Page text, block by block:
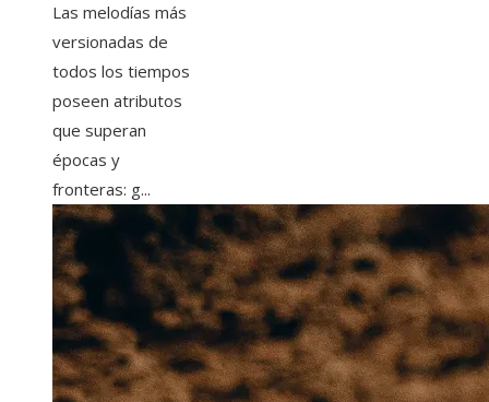
Las melodías más
versionadas de
todos los tiempos
poseen atributos
que superan
épocas y
fronteras: g...